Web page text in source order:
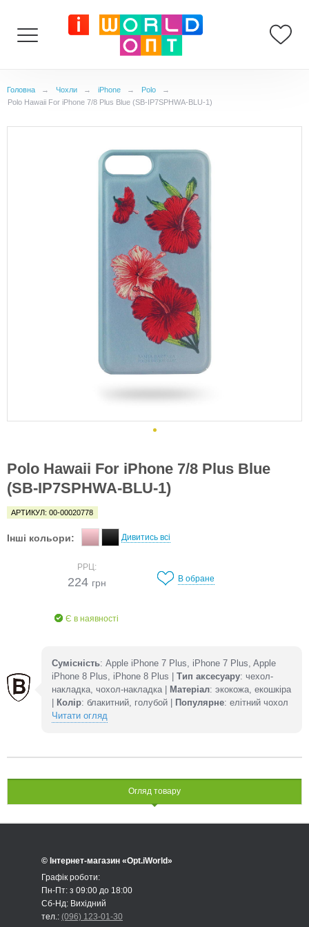
Головна → Чохли → iPhone → Polo
→
Polo Hawaii For iPhone 7/8 Plus Blue (SB-IP7SPHWA-BLU-1)
Polo Hawaii For iPhone 7/8 Plus Blue
(SB-IP7SPHWA-BLU-1)
АРТИКУЛ: 00-00020778
Інші кольори: Дивитись всі
РРЦ:
224 грн
Є в наявності
В обране
Сумісність: Apple iPhone 7 Plus, iPhone 7 Plus, Apple
iPhone 8 Plus, iPhone 8 Plus | Тип аксесуару: чехол-
накладка, чохол-накладка |
Матеріал: экокожа, екошкіра
Колір: блакитний, голубой | Популярне: елітний чохол
Читати огляд
Огляд товару
© Інтернет-магазин «Opt.iWorld»
Графік роботи:
Пн-Пт: з 09:00 до 18:00
Сб-Нд: Вихідний
тел.: (096) 123-01-30